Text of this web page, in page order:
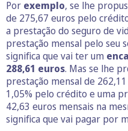
Por exemplo, se lhe
de 275,67 euros pelo
a prestação do seguro de
prestação mensal pelo seu
significa que vai ter um
288,61 euros. Mas se lhe
prestação mensal de
1,05% pelo crédito e uma
42,63 euros mensais na
significa que vai pagar por